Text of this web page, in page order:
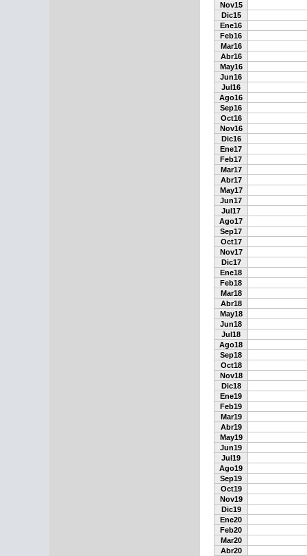
Nov15
Dic15
Ene16
Feb16
Mar16
Abr16
May16
Jun16
Jul16
Ago16
Sep16
Oct16
Nov16
Dic16
Ene17
Feb17
Mar17
Abr17
May17
Jun17
Jul17
Ago17
Sep17
Oct17
Nov17
Dic17
Ene18
Feb18
Mar18
Abr18
May18
Jun18
Jul18
Ago18
Sep18
Oct18
Nov18
Dic18
Ene19
Feb19
Mar19
Abr19
May19
Jun19
Jul19
Ago19
Sep19
Oct19
Nov19
Dic19
Ene20
Feb20
Mar20
Abr20